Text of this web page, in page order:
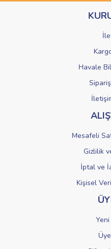
Ürün fiyatı diğer sitelerden
Havale
Mesafeli
Gizlilik
İptal ve
Kişisel